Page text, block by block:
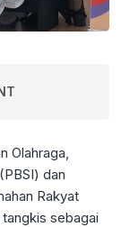
Olahraga,
dan
Rakyat
sebagai